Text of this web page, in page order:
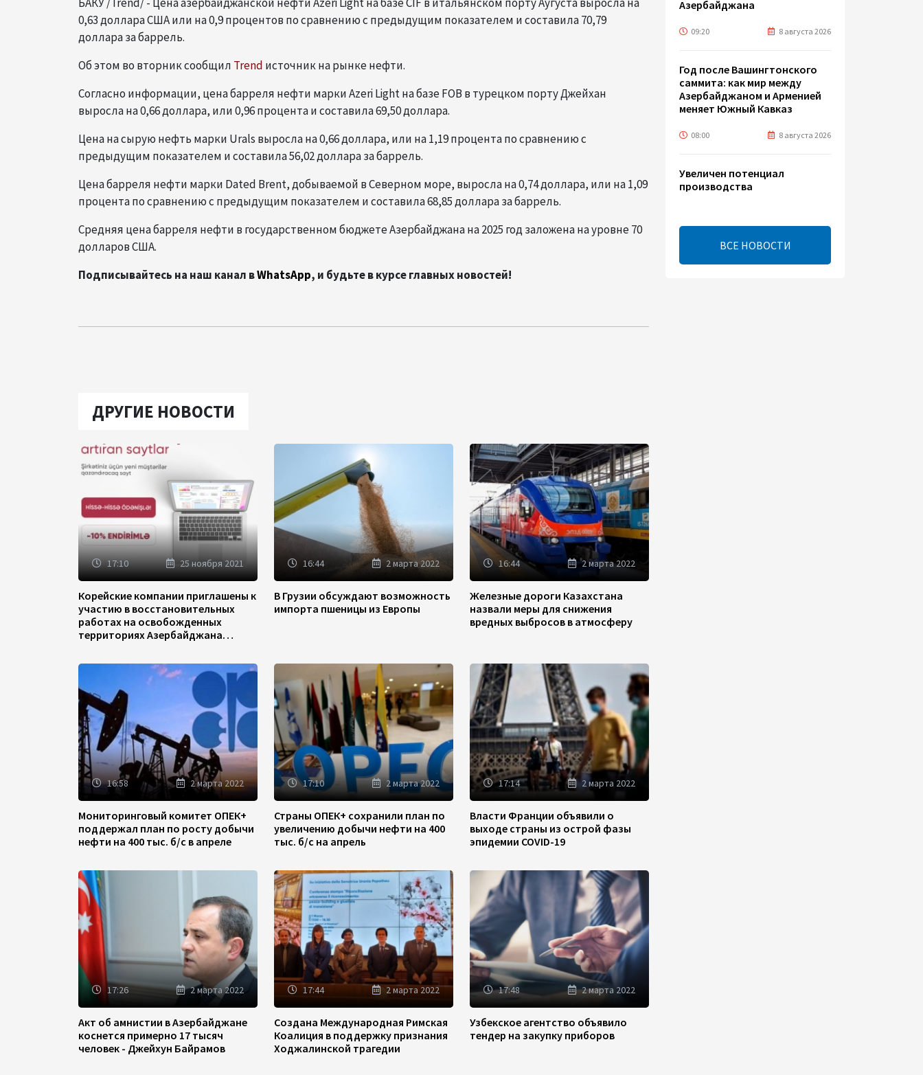
0,63 доллара США или на 0,9 процентов по сравнению с предыдущим показателем и составила 70,79
доллара за баррель.
Об этом во вторник сообщил Trend источник на рынке нефти.
Согласно информации, цена барреля нефти марки Azeri Light на базе FOB в турецком порту Джейхан
выросла на 0,66 доллара, или 0,96 процента и составила 69,50 доллара.
Цена на сырую нефть марки Urals выросла на 0,66 доллара, или на 1,19 процента по сравнению с
предыдущим показателем и составила 56,02 доллара за баррель.
Цена барреля нефти марки Dated Brent, добываемой в Северном море, выросла на 0,74 доллара, или на 1,09
процента по сравнению с предыдущим показателем и составила 68,85 доллара за баррель.
Средняя цена барреля нефти в государственном бюджете Азербайджана на 2025 год заложена на уровне 70
долларов США.
Подписывайтесь на наш канал вWhatsApp, и будьте в курсе главных новостей!
ДРУГИЕ НОВОСТИ
17:10 25 ноября 2021
Корейские компании приглашены к
участию в восстановительных
работах на освобожденных
территориях Азербайджана
16:44 2 марта 2022
В Грузии обсуждают возможность
импорта пшеницы из Европы
16:44 2 марта 2022
Железные дороги Казахстана
назвали меры для снижения
вредных выбросов в атмосферу
16:58 2 марта 2022
Мониторинговый комитет ОПЕК+
поддержал план по росту добычи
нефти на 400 тыс. б/с в апреле
17:10 2 марта 2022
Страны ОПЕК+ сохранили план по
увеличению добычи нефти на 400
тыс. б/с на апрель
17:14 2 марта 2022
Власти Франции объявили о
выходе страны из острой фазы
эпидемии COVID-19
17:26 2 марта 2022
Акт об амнистии в Азербайджане
коснется примерно 17 тысяч
человек - Джейхун Байрамов
17:44 2 марта 2022
Создана Международная Римская
Коалиция в поддержку признания
Ходжалинской трагедии
17:48 2 марта 2022
Узбекское агентство объявило
тендер на закупку приборов
Азербайджана
09:20 8 августа 2026
Год после Вашингтонского
саммита: как мир между
Азербайджаном и Арменией
меняет Южный Кавказ
08:00 8 августа 2026
Увеличен потенциал
производства
ВСЕ НОВОСТИ